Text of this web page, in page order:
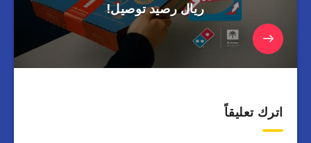
ريال رصيد توصيل!
اترك تعليقاً